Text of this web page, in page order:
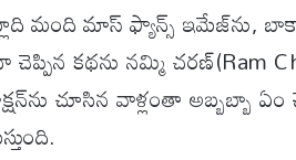
మంది మాస్ ఫ్యాన్స్ ఇమేజ్‌ను,
కథను నమ్మి చరణ్(Ram
చూసిన వాళ్లంతా అబ్బబ్బా